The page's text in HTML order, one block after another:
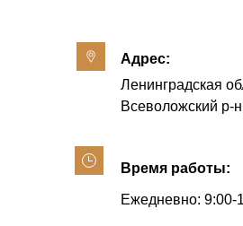
Время работы:
Ежедневно: 9:00-
Адрес:
Ленинградская
Всеволожский р-